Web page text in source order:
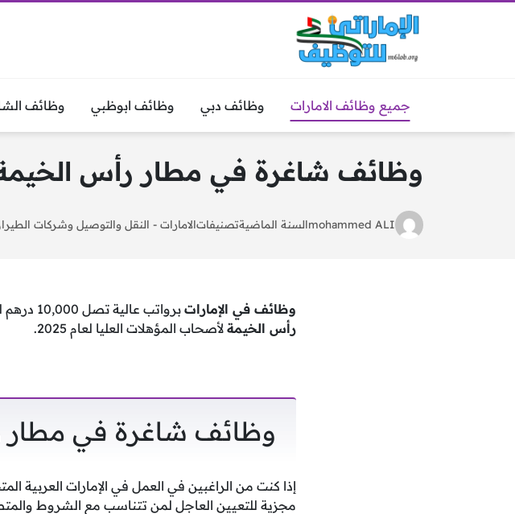
جميع وظائف الامارات وظائف دبي وظائف ابوظبي وظائف
وظائف شاغرة في مطار رأس الخيمة برواتب تصل
mohammed ALIالسنة الماضيةتصنيفاتالامارات - النقل والتوصيل وشركات
وظائف في الإمارات برواتب عالية تصل 10,000 درهم للمواطنين والمقيمين حيث جاء اعلان
رأس الخيمة لأصحاب المؤهلات العليا لعام 2025.
وظائف شاغرة في مطار
إذا كنت من الراغبين في العمل في الإمارات
مجزية للتعيين العاجل لمن تتناسب مع الشروط